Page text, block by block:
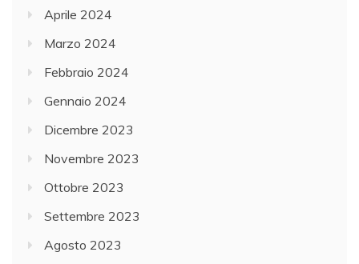
Aprile 2024
Marzo 2024
Febbraio 2024
Gennaio 2024
Dicembre 2023
Novembre 2023
Ottobre 2023
Settembre 2023
Agosto 2023